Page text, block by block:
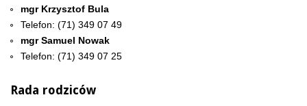
mgr Krzysztof Bula
Telefon: (71) 349 07 49
mgr Samuel Nowak
Telefon: (71) 349 07 25
Rada rodziców